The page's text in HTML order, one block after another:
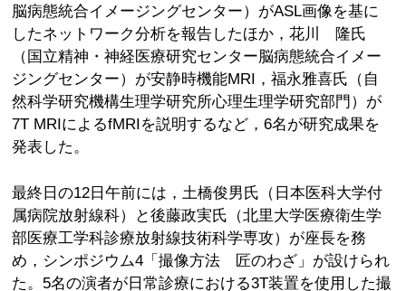
脳病態統合イメージングセンター）がASL画像を基に
したネットワーク分析を報告したほか，花川 隆氏
（国立精神・神経医療研究センター脳病態統合イメー
ジングセンター）が安静時機能MRI，福永雅喜氏（自
然科学研究機構生理学研究所心理生理学研究部門）が
7T MRIによるfMRIを説明するなど，6名が研究成果を
発表した。
最終日の12日午前には，土橋俊男氏（日本医科大学付
属病院放射線科）と後藤政実氏（北里大学医療衛生学
部医療工学科診療放射線技術科学専攻）が座長を務
め，シンポジウム4「撮像方法 匠のわざ」が設けられ
た。5名の演者が日常診療における3T装置を使用した撮